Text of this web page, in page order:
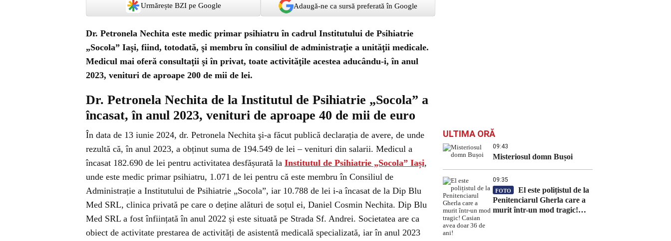
Urmărește BZI pe Google Adaugă-ne ca sursă preferată în Google
Dr. Petronela Nechita este medic primar psihiatru în cadrul Institutului de Psihiatrie
„Socola” Iaşi, fiind, totodată, şi membru în consiliul de administraţie a unităţii medicale.
Medicul mai oferă consultaţii şi în privat, toate activităţile acestea aducându-i, în anul
2023, venituri de aproape 200 de mii de lei.
Dr. Petronela Nechita de la Institutul de Psihiatrie „Socola” a
încasat, în anul 2023, venituri de aproape 40 de mii de euro
În data de 13 iunie 2024, dr. Petronela Nechita şi-a făcut publică declarația de avere, de unde
rezultă că, în anul 2023, a obținut suma de 194.549 de lei – venituri din salarii. Medicul a
încasat 182.690 de lei pentru activitatea desfășurată la Institutul de Psihiatrie „Socola” Iași,
unde este medic primar psihiatru, 1.071 de lei pentru că este membru în Consiliul de
Administrație a Institutului de Psihiatrie „Socola”, iar 10.788 de lei i-a încasat de la Dip Blu
Med SRL, clinica privată pe care o deține alături de soțul ei, Daniel Cosmin Nechita. Dip Blu
Med SRL a fost înființată în anul 2022 și este situată pe Strada Sf. Andrei. Societatea are ca
obiect de activitate prestarea de activități de asistentă medicală specializată, iar în anul 2023
ULTIMA ORĂ
09:43
Misteriosul domn Bușoi
09:35
FOTO
El este polițistul de la
Penitenciarul Gherla care a
murit într-un mod tragic!